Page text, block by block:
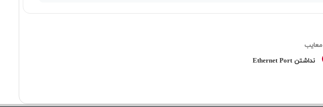
معایب
نداشتن Ethernet Port